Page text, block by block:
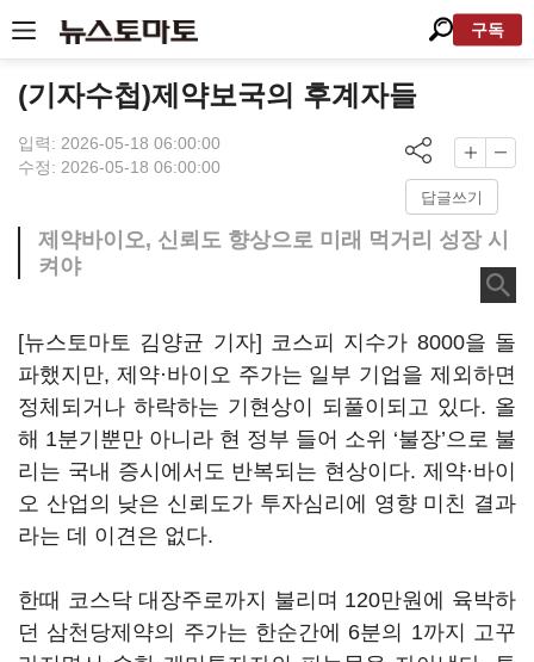
구독
(기자수첩)제약보국의 후계자들
입력: 2026-05-18 06:00:00
수정: 2026-05-18 06:00:00
답글쓰기
제약바이오, 신뢰도 향상으로 미래 먹거리 성장 시
켜야
[뉴스토마토 김양균 기자] 코스피 지수가 8000을 돌
파했지만, 제약·바이오 주가는 일부 기업을 제외하면
정체되거나 하락하는 기현상이 되풀이되고 있다. 올
해 1분기뿐만 아니라 현 정부 들어 소위 ‘불장’으로 불
리는 국내 증시에서도 반복되는 현상이다. 제약·바이
오 산업의 낮은 신뢰도가 투자심리에 영향 미친 결과
라는 데 이견은 없다.
한때 코스닥 대장주로까지 불리며 120만원에 육박하
던 삼천당제약의 주가는 한순간에 6분의 1까지 고꾸